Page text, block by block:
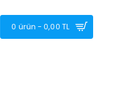
0 ürün - 0,00 TL